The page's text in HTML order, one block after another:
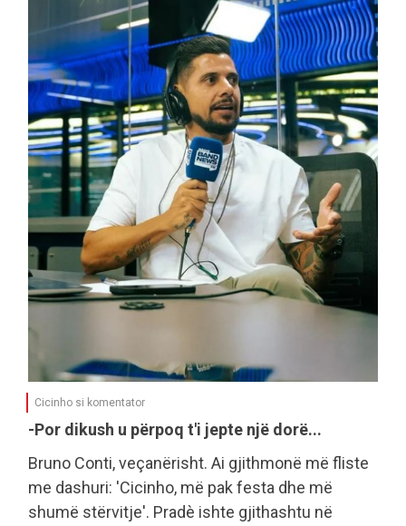
Cicinho si komentator
-Por dikush u përpoq t'i jepte një dorë...
Bruno Conti, veçanërisht. Ai gjithmonë më fliste
me dashuri: 'Cicinho, më pak festa dhe më
shumë stërvitje'. Pradè ishte gjithashtu në